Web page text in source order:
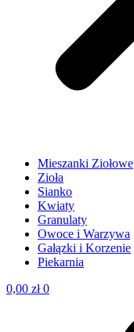
Mieszanki Ziołowe
Zioła
Sianko
Kwiaty
Granulaty
Owoce i Warzywa
Gałązki i Korzenie
Piekarnia
0,00 zł 0